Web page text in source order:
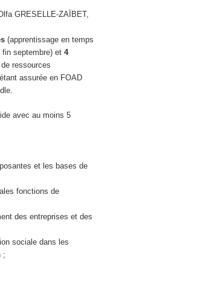
GRESELLE-ZAÏBET,
(apprentissage en temps
fin septembre) et 4
ressources
assurée en FOAD
avec au moins 5
et les bases de
fonctions de
des entreprises et des
sociale dans les
;